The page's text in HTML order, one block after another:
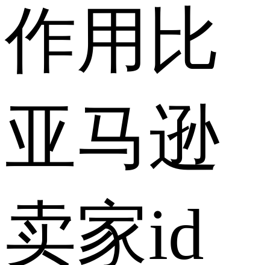
作用比
亚马逊
卖家id